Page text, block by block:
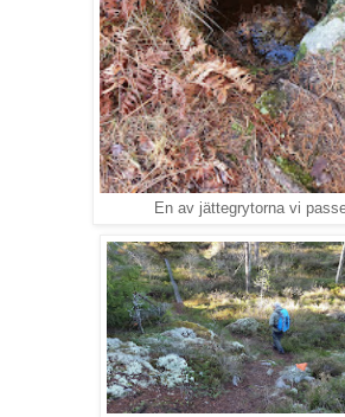
En av jättegrytorna vi